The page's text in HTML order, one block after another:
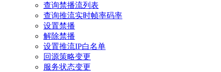
查询禁播流列表
查询推流实时帧率码率
设置禁播
解除禁播
设置推流IP白名单
回源策略变更
服务状态变更